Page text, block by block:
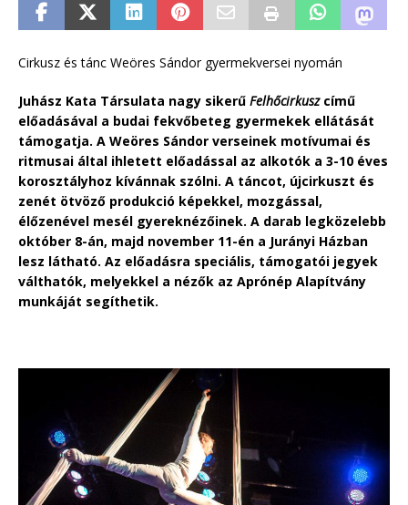
Cirkusz és tánc Weöres Sándor gyermekversei nyomán
Juhász Kata Társulata nagy sikerű Felhőcirkuszcímű
előadásával a budai fekvőbeteg gyermekek ellátását
támogatja. A Weöres Sándor verseinek motívumai és
ritmusai által ihletett előadással az alkotók a 3-10 éves
korosztályhoz kívánnak szólni. A táncot, újcirkuszt és
zenét ötvöző produkció képekkel, mozgással,
élőzenével mesél gyereknézőinek. A darab legközelebb
október 8-án, majd november 11-én a Jurányi Házban
lesz látható. Az előadásra speciális, támogatói jegyek
válthatók, melyekkel a nézők az Aprónép Alapítvány
munkáját segíthetik.